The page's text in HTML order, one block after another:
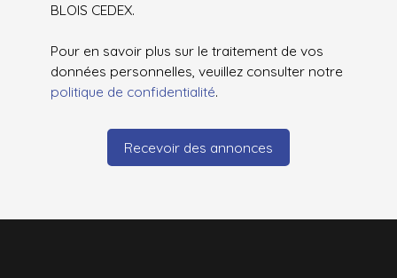
BLOIS CEDEX.
Pour en savoir plus sur le traitement de vos
données personnelles, veuillez consulter notre
politique de confidentialité.
Recevoir des annonces